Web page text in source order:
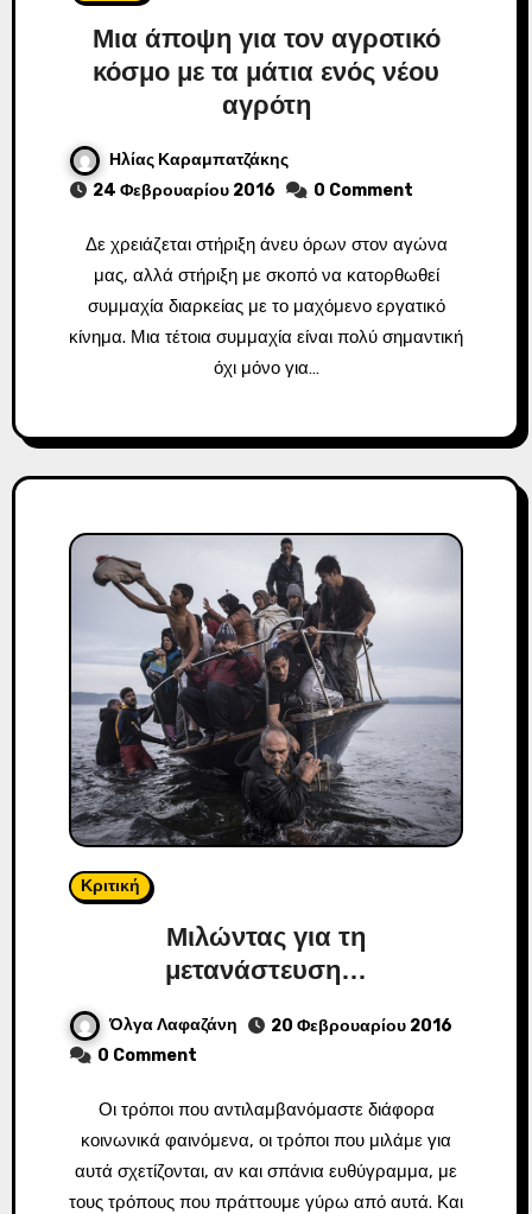
Μια άποψη για τον αγροτικό
κόσμο με τα μάτια ενός νέου
αγρότη
Ηλίας Καραμπατζάκης
24 Φεβρουαρίου 2016
0 Comment
Δε χρειάζεται στήριξη άνευ όρων στον αγώνα
μας, αλλά στήριξη με σκοπό να κατορθωθεί
συμμαχία διαρκείας με το μαχόμενο εργατικό
κίνημα. Μια τέτοια συμμαχία είναι πολύ σημαντική
όχι μόνο για…
Κριτική
Μιλώντας για τη
μετανάστευση…
Όλγα Λαφαζάνη
20 Φεβρουαρίου 2016
0 Comment
Οι τρόποι που αντιλαμβανόμαστε διάφορα
κοινωνικά φαινόμενα, οι τρόποι που μιλάμε για
αυτά σχετίζονται, αν και σπάνια ευθύγραμμα, με
τους τρόπους που πράττουμε γύρω από αυτά. Και